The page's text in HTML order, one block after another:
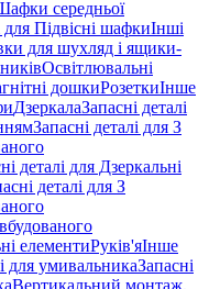
середньої
для Підвісні шафкиІнші
для шухляд і ящики-
Освітлювальні
дошкиРозеткиІнше
ДзеркалаЗапасні деталі
Запасні деталі для З
деталі для Дзеркальні
деталі для З
елементиРуків'яІнше
для умивальникаЗапасні
Вертикальний монтаж,